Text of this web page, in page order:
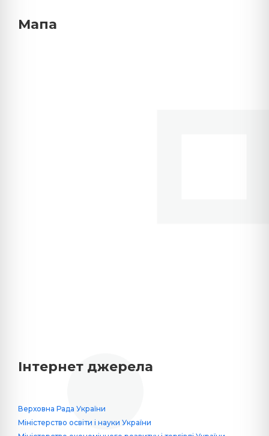
Мапа
Інтернет джерела
Верховна Рада України
Міністерство освіти і науки України